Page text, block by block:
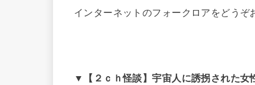
インターネットのフォークロアをどうぞ
▼【２ｃｈ怪談】宇宙人に誘拐された女